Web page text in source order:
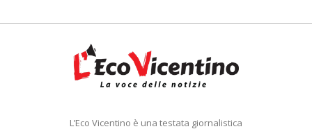
L’Eco Vicentino è una testata giornalistica